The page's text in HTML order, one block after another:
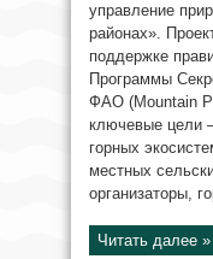
управление
районах».
поддержке
Программы
ФАО (Mountain
ключевые цели
горных
местных
организаторы,
Читать далее »